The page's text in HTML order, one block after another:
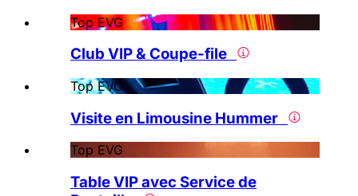
Top EVG
Club VIP & Coupe-file
Top EVG
Visite en Limousine Hummer
Top EVG
Table VIP avec Service de